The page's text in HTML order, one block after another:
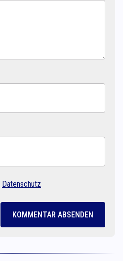
Datenschutz
KOMMENTAR ABSENDEN